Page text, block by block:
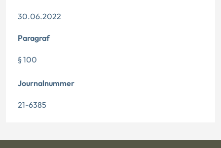
30.06.2022
Paragraf
§ 100
Journalnummer
21-6385